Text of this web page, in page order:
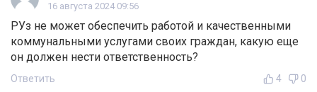
16 августа 2024 09:56
РУз не может обеспечить работой и качественными
коммунальными услугами своих граждан, какую еще
он должен нести ответственность?
Ответить 4 0